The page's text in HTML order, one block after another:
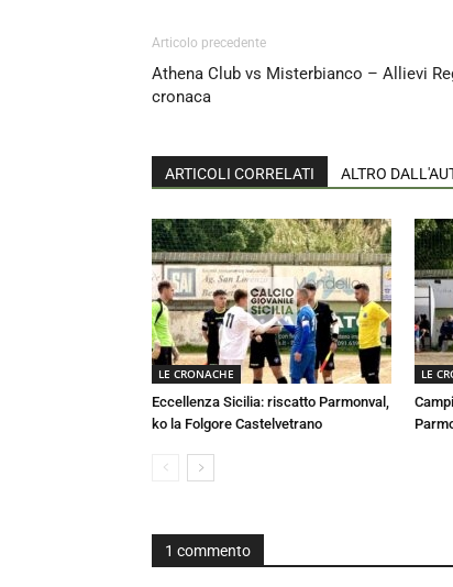
Articolo precedente
Athena Club vs Misterbianco – Allievi
cronaca
ARTICOLI CORRELATI ALTRO
LE CRONACHE
Eccellenza Sicilia: riscatto Parmonval,
ko la Folgore Castelvetrano
LE
1 commento